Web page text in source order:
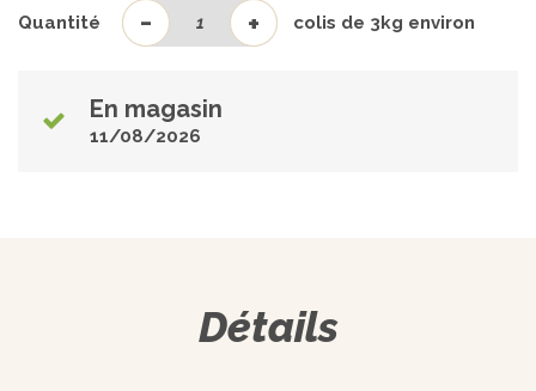
Quantité - + colis de 3kg environ
En magasin
11/08/2026
Détails